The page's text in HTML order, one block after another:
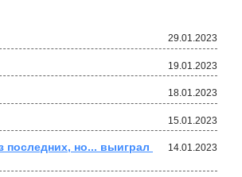
29.01.2023
19.01.2023
18.01.2023
15.01.2023
14.01.2023
но... выиграл